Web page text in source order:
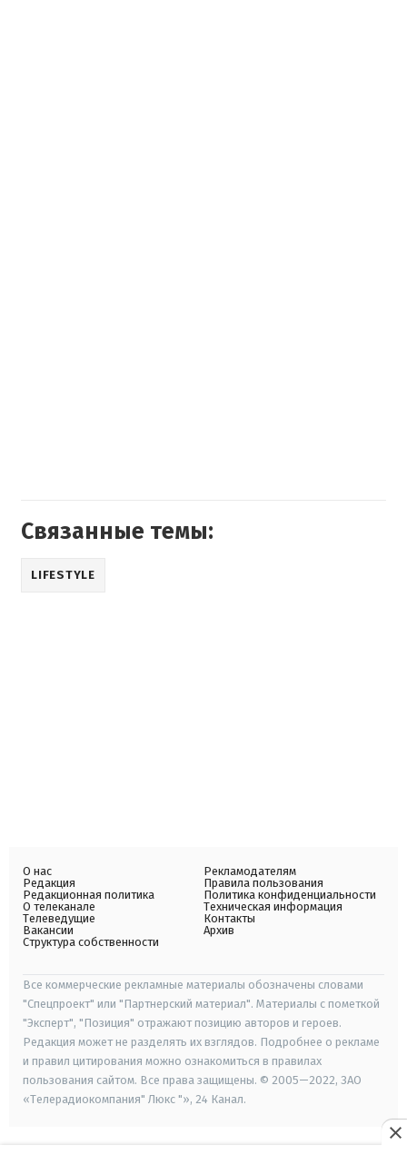
Связанные темы:
LIFESTYLE
О нас
Редакция
Редакционная политика
О телеканале
Телеведущие
Вакансии
Структура собственности
Рекламодателям
Правила пользования
Политика конфиденциальности
Техническая информация
Контакты
Архив
Все коммерческие рекламные материалы обозначены словами
"Спецпроект" или "Партнерский материал". Материалы с пометкой
"Эксперт", "Позиция" отражают позицию авторов и героев.
Редакция может не разделять их взглядов. Подробнее о рекламе
и правил цитирования можно ознакомиться в правилах
пользования сайтом. Все права защищены. © 2005—2022, ЗАО
«Телерадиокомпания" Люкс "», 24 Канал.